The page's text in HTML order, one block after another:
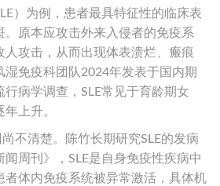
）为例，患者最具特征性的临床表
。原本应攻击外来入侵者的免疫系
人攻击，从而出现体表溃烂、瘢痕
湿免疫科团队2024年发表于国内期
病学调查，SLE常见于育龄期女
上升。
不清楚。陈竹长期研究SLE的发病
周刊》，SLE是自身免疫性疾病中
者体内免疫系统被异常激活，具体机